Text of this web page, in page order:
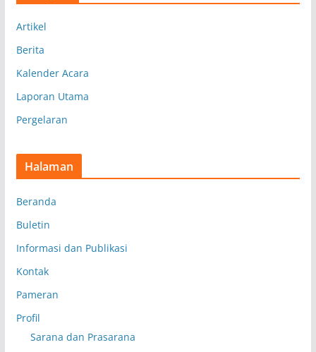
Artikel
Berita
Kalender Acara
Laporan Utama
Pergelaran
Halaman
Beranda
Buletin
Informasi dan Publikasi
Kontak
Pameran
Profil
Sarana dan Prasarana